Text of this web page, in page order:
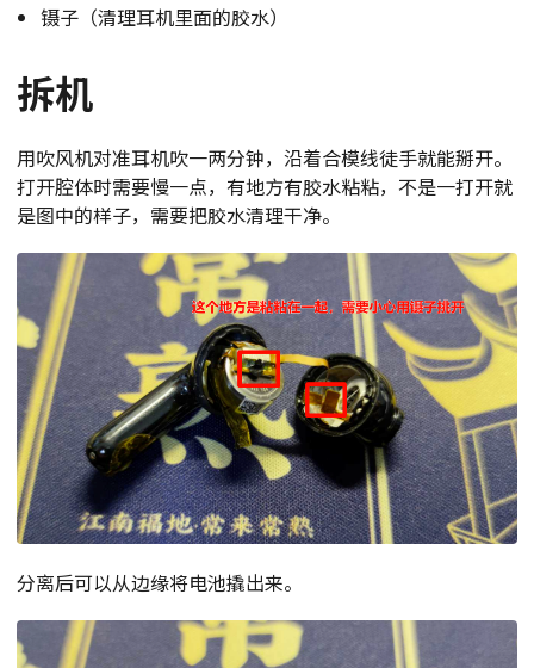
镊子（清理耳机里面的胶水）
拆机
用吹风机对准耳机吹一两分钟，沿着合模线徒手就能掰开。
打开腔体时需要慢一点，有地方有胶水粘粘，不是一打开就
是图中的样子，需要把胶水清理干净。
分离后可以从边缘将电池撬出来。